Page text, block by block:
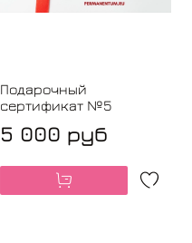
Подарочный
сертификат №5
5 000 руб